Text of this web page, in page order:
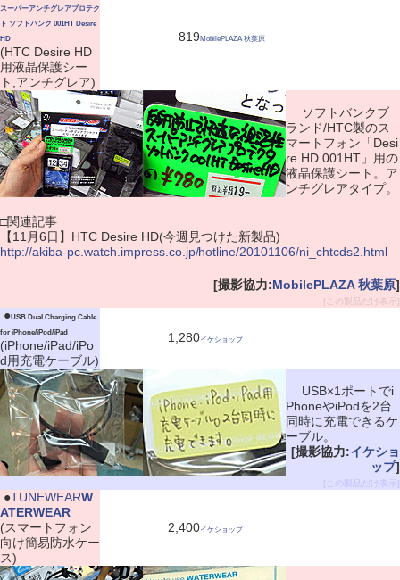
スーパーアンチグレアプロテク
ト ソフトバンク 001HT Desire
HD
(HTC Desire HD
用液晶保護シー
ト,アンチグレア)
819 MobilePLAZA 秋葉原
ソフトバンクブ
ランド/HTC製のス
マートフォン「Desi
re HD 001HT」用の
液晶保護シート。ア
ンチグレアタイプ。
□関連記事
【11月6日】HTC Desire HD(今週見つけた新製品)
http://akiba-pc.watch.impress.co.jp/hotline/20101106/ni_chtcds2.html
[撮影協力:MobilePLAZA 秋葉原]
[この製品だけ表示]
●USB Dual Charging Cable
for iPhone/iPod/iPad
(iPhone/iPad/iPo
d用充電ケーブル)
1,280イケショップ
USB×1ポートでi
PhoneやiPodを2台
同時に充電できるケ
ーブル。
[撮影協力:イケショ
ップ]
[この製品だけ表示]
●TUNEWEARW
ATERWEAR
(スマートフォン
向け簡易防水ケー
ス)
2,400イケショップ